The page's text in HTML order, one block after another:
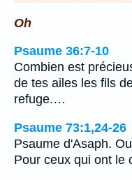
Oh
Psaume 36:7-10
Combien est
de tes ailes les fils
refuge.…
Psaume 73:1,24-26
Psaume d'Asaph.
Pour ceux qui ont le